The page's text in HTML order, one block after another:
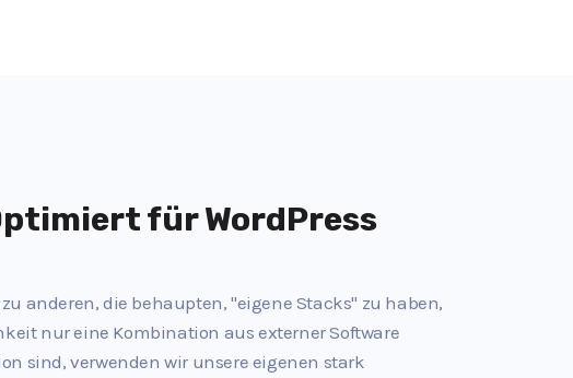
für WordPress
anderen, die behaupten, "eigene Stacks" zu haben,
nur eine Kombination aus externer Software
sind, verwenden wir unsere eigenen stark